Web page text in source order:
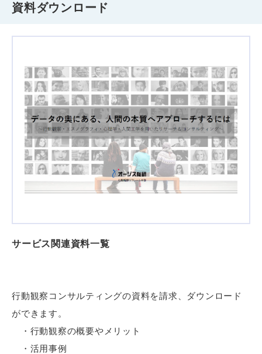
資料ダウンロード
サービス関連資料一覧
行動観察コンサルティングの資料を請求、ダウンロード
ができます。
・行動観察の概要やメリット
・活用事例